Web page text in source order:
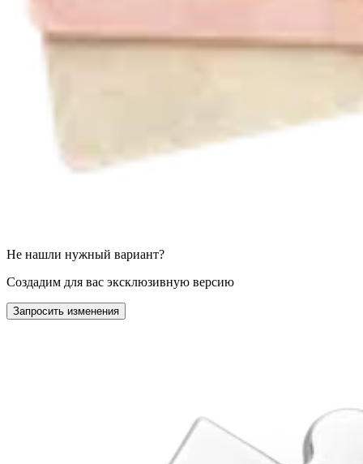
Не нашли нужный вариант?
Создадим для вас эксклюзивную версию
Запросить изменения